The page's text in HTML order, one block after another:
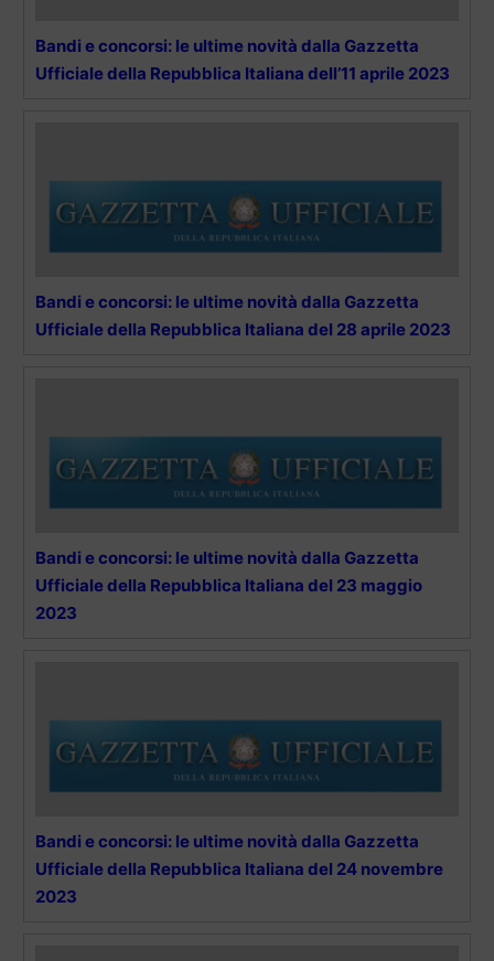
Bandi e concorsi: le ultime novità dalla Gazzetta
Ufficiale della Repubblica Italiana dell’11 aprile 2023
Bandi e concorsi: le ultime novità dalla Gazzetta
Ufficiale della Repubblica Italiana del 28 aprile 2023
Bandi e concorsi: le ultime novità dalla Gazzetta
Ufficiale della Repubblica Italiana del 23 maggio
2023
Bandi e concorsi: le ultime novità dalla Gazzetta
Ufficiale della Repubblica Italiana del 24 novembre
2023